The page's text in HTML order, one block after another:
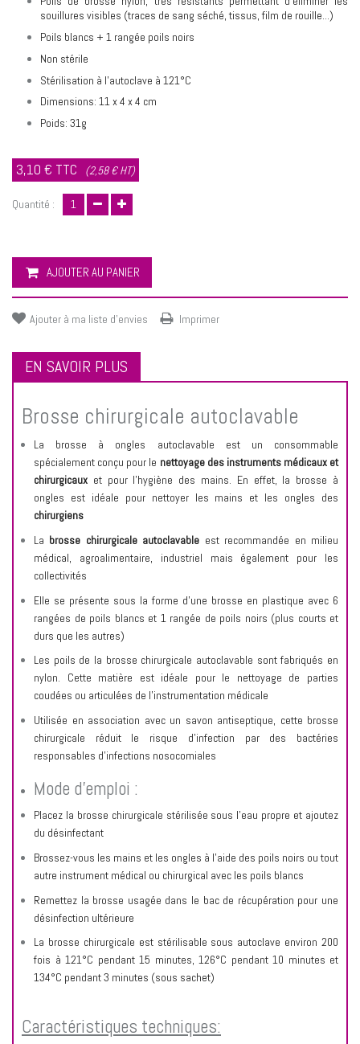
souillures visibles (traces de sang séché, tissus, film de rouille...)
Poils blancs + 1 rangée poils noirs
Non stérile
Stérilisation à l'autoclave à 121°C
Dimensions: 11 x 4 x 4 cm
Poids: 31g
3,10 € TTC (2,58 € HT)
Quantité :
AJOUTER AU PANIER
Ajouter à ma liste d'envies Imprimer
EN SAVOIR PLUS
Brosse chirurgicale autoclavable
La brosse à ongles autoclavable est un consommable
spécialement conçu pour le nettoyage des instruments médicaux et
chirurgicaux et pour l'hygiène des mains. En effet, la brosse à
ongles est idéale pour nettoyer les mains et les ongles des
chirurgiens
La brosse chirurgicale autoclavable est recommandée en milieu
médical, agroalimentaire, industriel mais également pour les
collectivités
Elle se présente sous la forme d’une brosse en plastique avec 6
rangées de poils blancs et 1 rangée de poils noirs (plus courts et
durs que les autres)
Les poils de la brosse chirurgicale autoclavable sont fabriqués en
nylon. Cette matière est idéale pour le nettoyage de parties
coudées ou articulées de l’instrumentation médicale
Utilisée en association avec un savon antiseptique, cette brosse
chirurgicale réduit le risque d'infection par des bactéries
responsables d'infections nosocomiales
Mode d'emploi :
Placez la brosse chirurgicale stérilisée sous l'eau propre et ajoutez
du désinfectant
Brossez-vous les mains et les ongles à l’aide des poils noirs ou tout
autre instrument médical ou chirurgical avec les poils blancs
Remettez la brosse usagée dans le bac de récupération pour une
désinfection ultérieure
La brosse chirurgicale est stérilisable sous autoclave environ 200
fois à 121°C pendant 15 minutes, 126°C pendant 10 minutes et
134°C pendant 3 minutes (sous sachet)
Caractéristiques techniques: